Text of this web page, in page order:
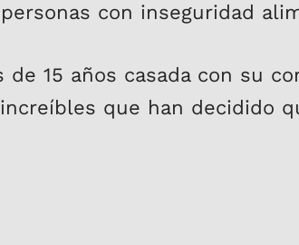
con inseguridad
de 15 años casada con su
que han decidido